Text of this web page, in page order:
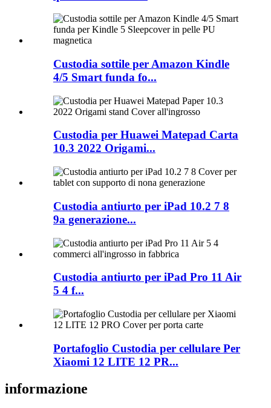
Custodia sottile per Amazon Kindle
4/5 Smart funda fo...
Custodia per Huawei Matepad Carta
10.3 2022 Origami...
Custodia antiurto per iPad 10.2 7 8
9a generazione...
Custodia antiurto per iPad Pro 11 Air
5 4 f...
Portafoglio Custodia per cellulare Per
Xiaomi 12 LITE 12 PR...
informazione